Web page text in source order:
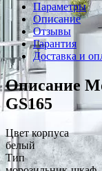
Параметры
Описание
Отзывы
Гарантия
Доставка и
Описание
GS165
Цвет корпуса
белый
Тип